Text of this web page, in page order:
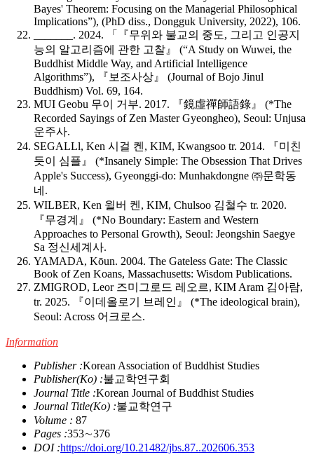
Bayes' Theorem: Focusing on the Managerial Philosophical
Implications”), (PhD diss., Dongguk University, 2022), 106.
_______. 2024. 「『무위와 불교의 중도, 그리고 인공지
능의 알고리즘에 관한 고찰』 (“A Study on Wuwei, the
Buddhist Middle Way, and Artificial Intelligence
Algorithms”), 『보조사상』 (Journal of Bojo Jinul
Buddhism) Vol. 69, 164.
MUI Geobu 무이 거부. 2017. 『鏡虛禪師語錄』 (*The
Recorded Sayings of Zen Master Gyeongheo), Seoul: Unjusa
운주사.
SEGALLl, Ken 시걸 켄, KIM, Kwangsoo tr. 2014. 『미친
듯이 심플』 (*Insanely Simple: The Obsession That Drives
Apple's Success), Gyeonggi-do: Munhakdongne ㈜문학동
네.
WILBER, Ken 윌버 켄, KIM, Chulsoo 김철수 tr. 2020.
『무경계』 (*No Boundary: Eastern and Western
Approaches to Personal Growth), Seoul: Jeongshin Saegye
Sa 정신세계사.
YAMADA, Kōun. 2004. The Gateless Gate: The Classic
Book of Zen Koans, Massachusetts: Wisdom Publications.
ZMIGROD, Leor 즈미그로드 레오르, KIM Aram 김아람,
tr. 2025. 『이데올로기 브레인』 (*The ideological brain),
Seoul: Across 어크로스.
Information
Publisher :Korean Association of Buddhist Studies
Publisher(Ko) :불교학연구회
Journal Title :Korean Journal of Buddhist Studies
Journal Title(Ko) :불교학연구
Volume : 87
Pages :353∼376
DOI :https://doi.org/10.21482/jbs.87..202606.353